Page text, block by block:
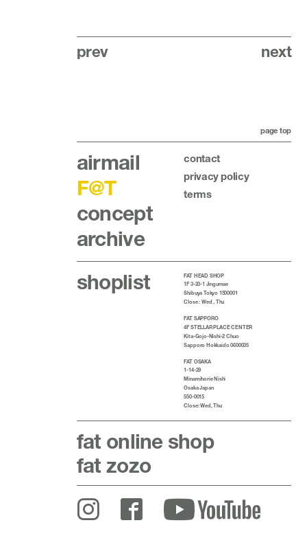
prev next
airmail
F@T
concept
archive
contact
privacy policy
terms
page top
shoplist
FAT HEAD SHOP
1F 3-20-1 Jingumae
Shibuya Tokyo 1500001
Close : Wed , Thu
FAT SAPPORO
4F STELLAR PLACE CENTER
Kita-Gojo-Nishi-2 Chuo
Sapporo Hokkaido 0600005
FAT OSAKA
1-14-29
Minamihorie Nishi
Osaka Japan
550-0015
Close: Wed, Thu
fat online shop
fat zozo